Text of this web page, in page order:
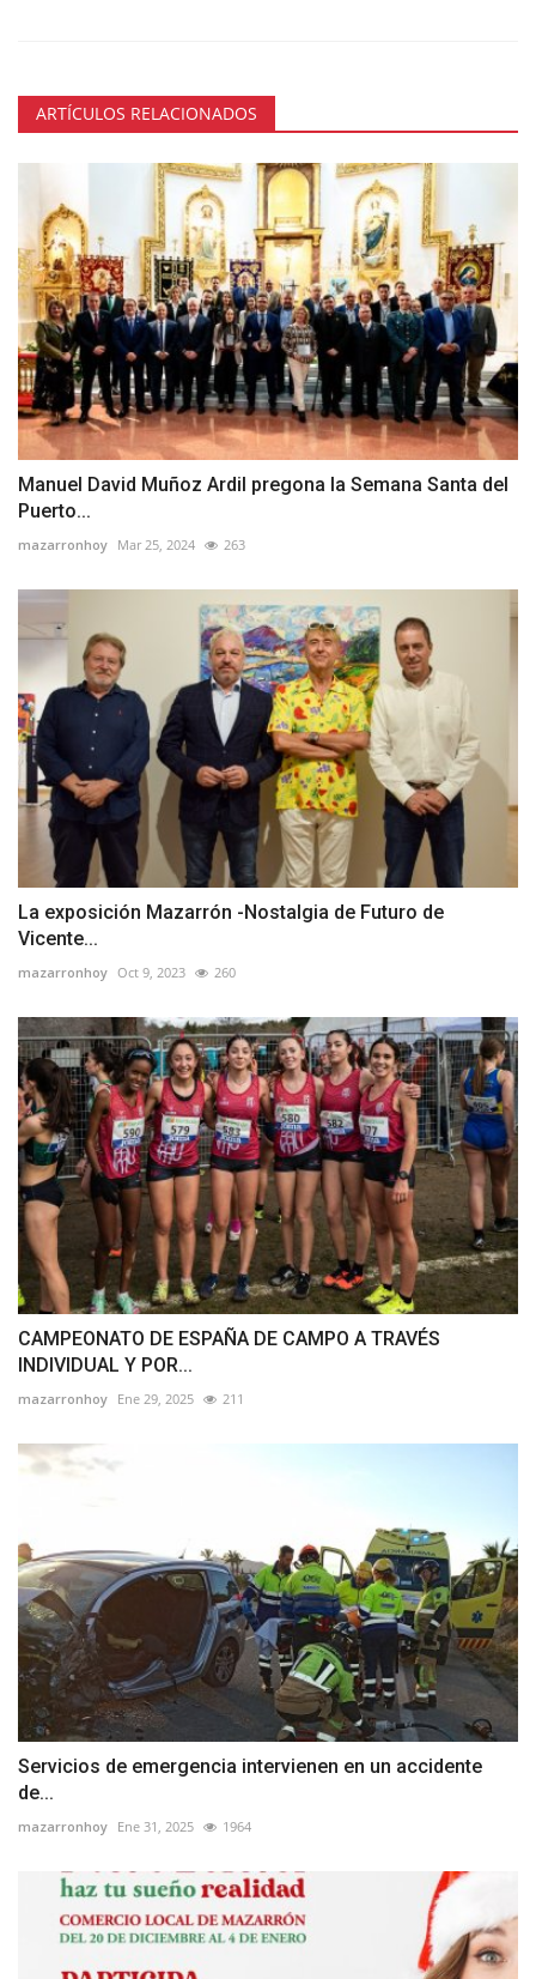
ARTÍCULOS RELACIONADOS
Manuel David Muñoz Ardil pregona la Semana Santa del
Puerto...
mazarronhoy Mar 25, 2024 263
La exposición Mazarrón -Nostalgia de Futuro de
Vicente...
mazarronhoy Oct 9, 2023 260
CAMPEONATO DE ESPAÑA DE CAMPO A TRAVÉS
INDIVIDUAL Y POR...
mazarronhoy Ene 29, 2025 211
Servicios de emergencia intervienen en un accidente
de...
mazarronhoy Ene 31, 2025 1964